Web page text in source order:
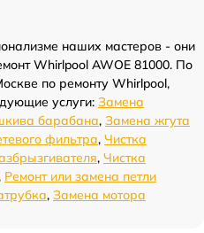
наших мастеров - они
Whirlpool AWOE 81000. По
по ремонту Whirlpool,
услуги: Замена
барабана, Замена жгута
фильтра, Чистка
, Чистка
Ремонт или замена петли
, Замена мотора